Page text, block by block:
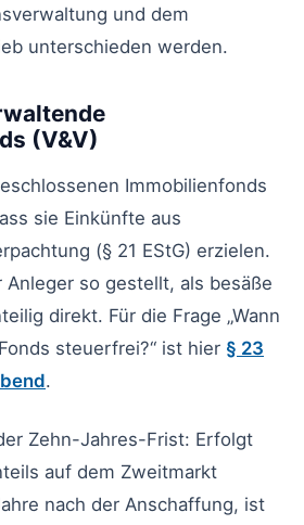
und dem
unterschieden werden.
(V&V)
Immobilienfonds
sie Einkünfte aus
(§ 21 EStG) erzielen.
so gestellt, als besäße
direkt. Für die Frage „Wann
steuerfrei?“ ist hier § 23
.
Zehn-Jahres-Frist: Erfolgt
auf dem Zweitmarkt
nach der Anschaffung, ist